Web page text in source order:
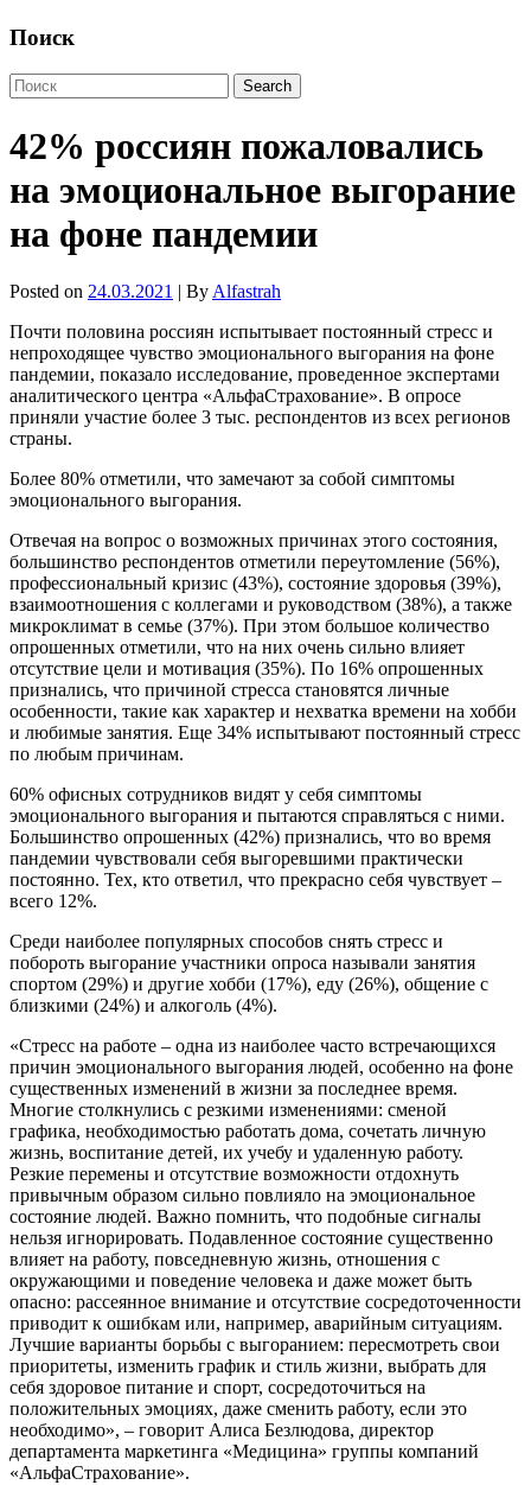
Поиск
42% россиян пожаловались
на эмоциональное выгорание
на фоне пандемии
Posted on 24.03.2021 | By Alfastrah
Почти половина россиян испытывает постоянный стресс и
непроходящее чувство эмоционального выгорания на фоне
пандемии, показало исследование, проведенное экспертами
аналитического центра «АльфаСтрахование». В опросе
приняли участие более 3 тыс. респондентов из всех регионов
страны.
Более 80% отметили, что замечают за собой симптомы
эмоционального выгорания.
Отвечая на вопрос о возможных причинах этого состояния,
большинство респондентов отметили переутомление (56%),
профессиональный кризис (43%), состояние здоровья (39%),
взаимоотношения с коллегами и руководством (38%), а также
микроклимат в семье (37%). При этом большое количество
опрошенных отметили, что на них очень сильно влияет
отсутствие цели и мотивация (35%). По 16% опрошенных
признались, что причиной стресса становятся личные
особенности, такие как характер и нехватка времени на хобби
и любимые занятия. Еще 34% испытывают постоянный стресс
по любым причинам.
60% офисных сотрудников видят у себя симптомы
эмоционального выгорания и пытаются справляться с ними.
Большинство опрошенных (42%) признались, что во время
пандемии чувствовали себя выгоревшими практически
постоянно. Тех, кто ответил, что прекрасно себя чувствует –
всего 12%.
Среди наиболее популярных способов снять стресс и
побороть выгорание участники опроса называли занятия
спортом (29%) и другие хобби (17%), еду (26%), общение с
близкими (24%) и алкоголь (4%).
«Стресс на работе – одна из наиболее часто встречающихся
причин эмоционального выгорания людей, особенно на фоне
существенных изменений в жизни за последнее время.
Многие столкнулись с резкими изменениями: сменой
графика, необходимостью работать дома, сочетать личную
жизнь, воспитание детей, их учебу и удаленную работу.
Резкие перемены и отсутствие возможности отдохнуть
привычным образом сильно повлияло на эмоциональное
состояние людей. Важно помнить, что подобные сигналы
нельзя игнорировать. Подавленное состояние существенно
влияет на работу, повседневную жизнь, отношения с
окружающими и поведение человека и даже может быть
опасно: рассеянное внимание и отсутствие сосредоточенности
приводит к ошибкам или, например, аварийным ситуациям.
Лучшие варианты борьбы с выгоранием: пересмотреть свои
приоритеты, изменить график и стиль жизни, выбрать для
себя здоровое питание и спорт, сосредоточиться на
положительных эмоциях, даже сменить работу, если это
необходимо», – говорит Алиса Безлюдова, директор
департамента маркетинга «Медицина» группы компаний
«АльфаСтрахование».